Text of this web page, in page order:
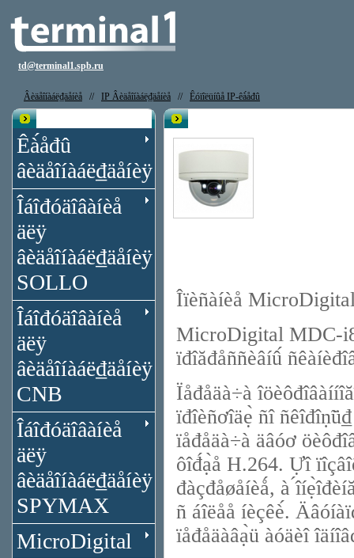
td@terminal1.spb.ru
Âèäåîíàáë₫äåíèå // IP Âèäåîíàáë₫äåíèå // Êóïîëüíûå IP-êà́åđû
Êà́åđû
âèäåîíàáë₫äåíèÿ
Îáîđóäîâàíèå
äëÿ
âèäåîíàáë₫äåíèÿ
SOLLO
Îáîđóäîâàíèå
äëÿ
âèäåîíàáë₫äåíèÿ
CNB
Îáîđóäîâàíèå
äëÿ
âèäåîíàáë₫äåíèÿ
SPYMAX
MicroDigital
Îïèñàíèå
MicroDigital MDC-
ïđîăđåññèâíû́
Ïåđåäà÷à
ïđîèñơîäẹ̀ ñî
ïåđåäà÷à äâóơ
ôîđ́ạ̀å H.264. Ựî
đàçđåøåíèǻ, à
ñ áîëåå íèçêè́.
ïåđåäàâạ̀ü àóäèî